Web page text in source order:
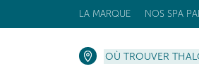
LA MARQUE NOS SPA
OÙ TROUVER